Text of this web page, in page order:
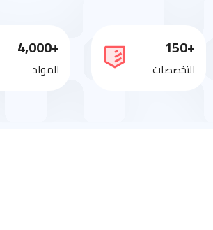
+150
التخصصات
+4,000
المواد